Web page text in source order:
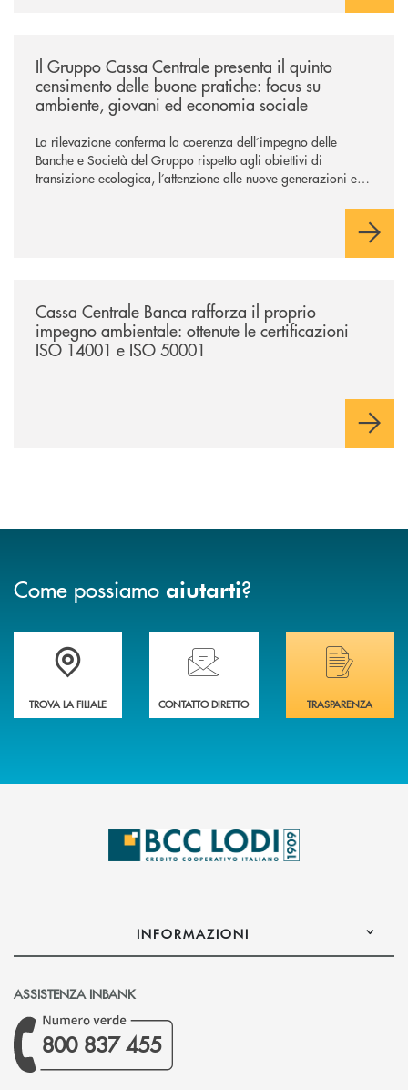
Il Gruppo Cassa Centrale presenta il quinto
censimento delle buone pratiche: focus su
ambiente, giovani ed economia sociale
La rilevazione conferma la coerenza dell’impegno delle
Banche e Società del Gruppo rispetto agli obiettivi di
transizione ecologica, l’attenzione alle nuove generazioni e
attori chiave delle comunità locali. Installate 246 colonnine di
Cassa Centrale Banca rafforza il proprio
impegno ambientale: ottenute le certificazioni
ISO 14001 e ISO 50001
Come possiamo aiutarti?
Trova la filiale più vicina a Te
TROVA LA FILIALE
Hai bisogno di assistenza immediata?
CONTATTO DIRETTO
Hai bisogno di
TRASPARENZA
INFORMAZIONI
ASSISTENZA INBANK
800 837 455